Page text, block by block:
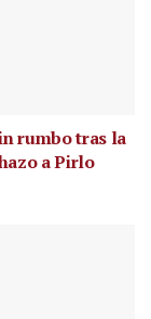
rumbo tras la
a Pirlo